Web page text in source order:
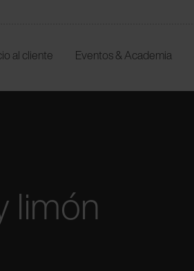
al cliente Eventos & Academia
limón